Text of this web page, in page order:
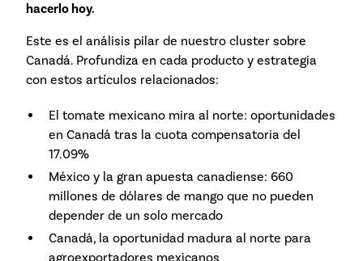
hacerlo hoy.
Este es el análisis pilar de nuestro cluster sobre
Canadá. Profundiza en cada producto y estrategia
con estos artículos relacionados:
El tomate mexicano mira al norte: oportunidades
en Canadá tras la cuota compensatoria del
17.09%
México y la gran apuesta canadiense: 660
millones de dólares de mango que no pueden
depender de un solo mercado
Canadá, la oportunidad madura al norte para
agroexportadores mexicanos